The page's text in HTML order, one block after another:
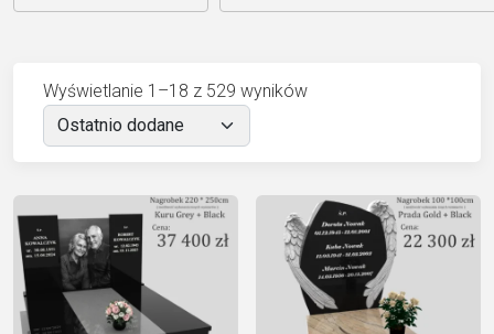
Wyświetlanie 1–18 z 529 wyników